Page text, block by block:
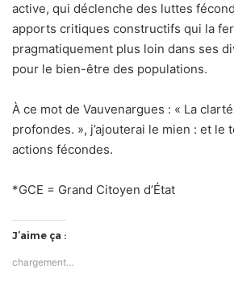
active, qui déclenche des luttes
apports critiques constructifs qui la
pragmatiquement plus loin dans ses
pour le bien-être des populations.
À ce mot de Vauvenargues : « La
profondes. », j’ajouterai le mien : et le
actions fécondes.
*GCE = Grand Citoyen d’État
J’aime ça :
chargement…